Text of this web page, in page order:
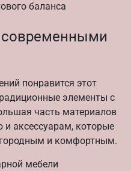
баланса
современными
понравится этот
элементы с
часть материалов
и аксессуарам, которые
и комфортным.
мебели